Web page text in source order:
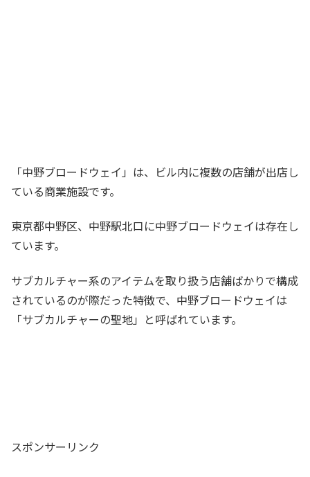
「中野ブロードウェイ」は、ビル内に複数の店舗が出店し
ている商業施設です。
東京都中野区、中野駅北口に中野ブロードウェイは存在し
ています。
サブカルチャー系のアイテムを取り扱う店舗ばかりで構成
されているのが際だった特徴で、中野ブロードウェイは
「サブカルチャーの聖地」と呼ばれています。
スポンサーリンク